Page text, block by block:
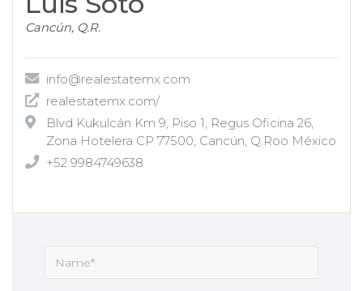
Cancún, Q.R.
info@realestatemx.com
realestatemx.com/
Blvd Kukulcán Km 9, Piso 1, Regus Oficina 26,
Zona Hotelera CP 77500, Cancún, Q.Roo México
+52 9984749638